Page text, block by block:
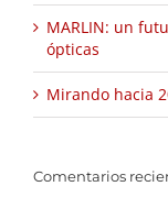
MARLIN: un
ópticas
Mirando hacia
Comentarios